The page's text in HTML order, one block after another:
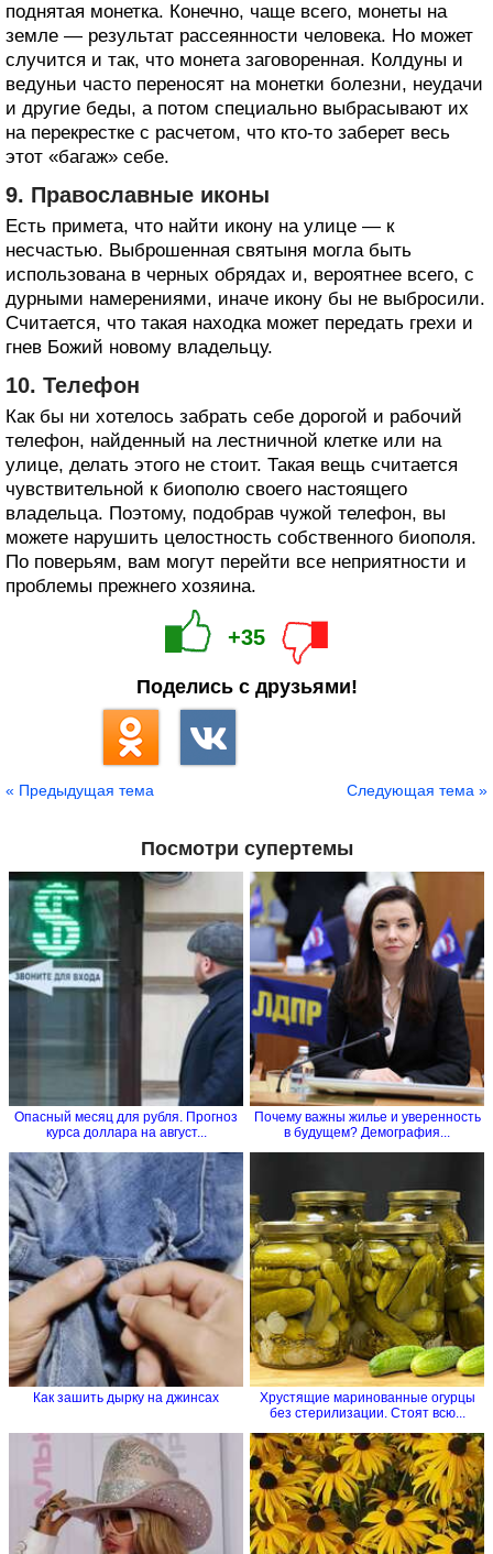
поднятая монетка. Конечно, чаще всего, монеты на
земле — результат рассеянности человека. Но может
случится и так, что монета заговоренная. Колдуны и
ведуньи часто переносят на монетки болезни, неудачи
и другие беды, а потом специально выбрасывают их
на перекрестке с расчетом, что кто-то заберет весь
этот «багаж» себе.
9. Православные иконы
Есть примета, что найти икону на улице — к
несчастью. Выброшенная святыня могла быть
использована в черных обрядах и, вероятнее всего, с
дурными намерениями, иначе икону бы не выбросили.
Считается, что такая находка может передать грехи и
гнев Божий новому владельцу.
10. Телефон
Как бы ни хотелось забрать себе дорогой и рабочий
телефон, найденный на лестничной клетке или на
улице, делать этого не стоит. Такая вещь считается
чувствительной к биополю своего настоящего
владельца. Поэтому, подобрав чужой телефон, вы
можете нарушить целостность собственного биополя.
По поверьям, вам могут перейти все неприятности и
проблемы прежнего хозяина.
+35
Поделись с друзьями!
« Предыдущая тема Следующая тема »
Посмотри супертемы
Опасный месяц для рубля. Прогноз
курса доллара на август...
Почему важны жилье и уверенность
в будущем? Демография...
Как зашить дырку на джинсах
Хрустящие маринованные огурцы
без стерилизации. Стоят всю...